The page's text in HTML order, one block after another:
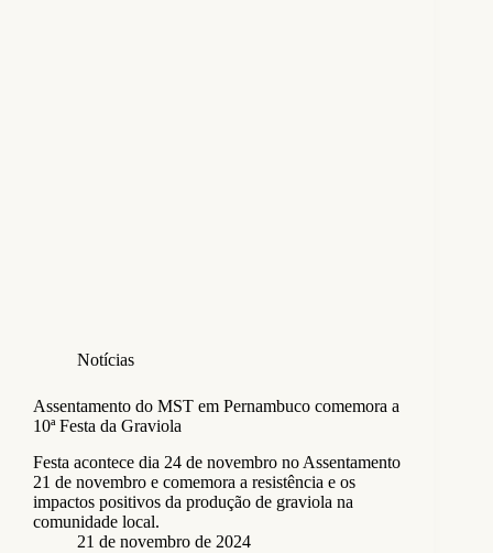
Notícias
Assentamento do MST em Pernambuco comemora a
10ª Festa da Graviola
Festa acontece dia 24 de novembro no Assentamento
21 de novembro e comemora a resistência e os
impactos positivos da produção de graviola na
comunidade local.
21 de novembro de 2024